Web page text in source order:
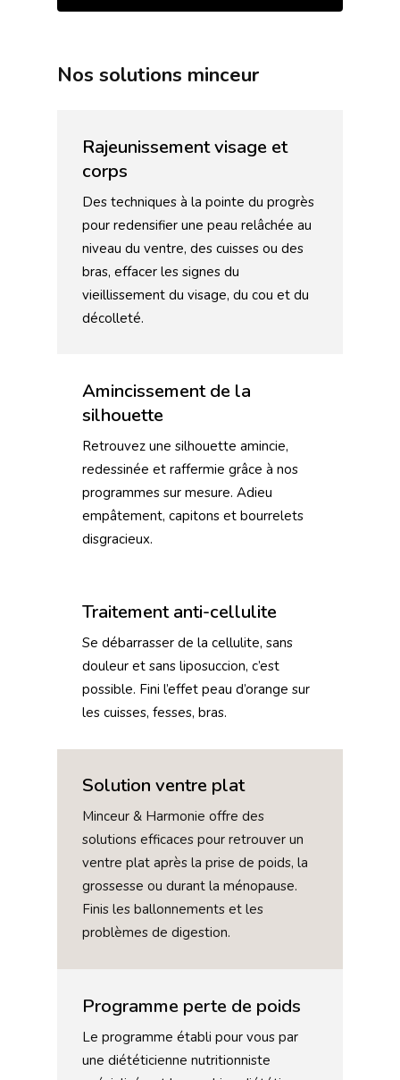
Nos solutions minceur
Rajeunissement visage et
corps
Des techniques à la pointe du progrès
pour redensifier une peau relâchée au
niveau du ventre, des cuisses ou des
bras, effacer les signes du
vieillissement du visage, du cou et du
décolleté.
Amincissement de la
silhouette
Retrouvez une silhouette amincie,
redessinée et raffermie grâce à nos
programmes sur mesure. Adieu
empâtement, capitons et bourrelets
disgracieux.
Traitement anti-cellulite
Se débarrasser de la cellulite, sans
douleur et sans liposuccion, c’est
possible. Fini l’effet peau d’orange sur
les cuisses, fesses, bras.
Solution ventre plat
Minceur & Harmonie offre des
solutions efficaces pour retrouver un
ventre plat après la prise de poids, la
grossesse ou durant la ménopause.
Finis les ballonnements et les
problèmes de digestion.
Programme perte de poids
Le programme établi pour vous par
une diététicienne nutritionniste